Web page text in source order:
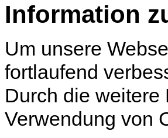
Information
Um unsere
fortlaufend
Durch die weitere
Verwendung von